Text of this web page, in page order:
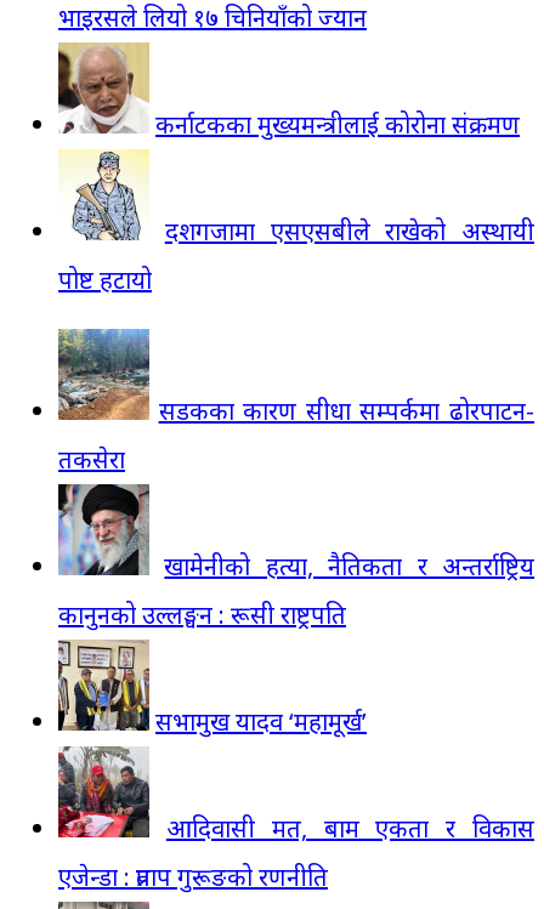
भाइरसले लियो १७ चिनियाँको ज्यान
कर्नाटकका मुख्यमन्त्रीलाई कोरोना संक्रमण
दशगजामा एसएसबीले राखेको अस्थायी
पोष्ट हटायो
सडकका कारण सीधा सम्पर्कमा ढोरपाटन-
तकसेरा
खामेनीको हत्या, नैतिकता र अन्तर्राष्ट्रिय
कानुनको उल्लङ्घन : रूसी राष्ट्रपति
सभामुख यादव ‘महामूर्ख’
आदिवासी मत, बाम एकता र विकास
एजेन्डा : प्रताप गुरूङको रणनीति